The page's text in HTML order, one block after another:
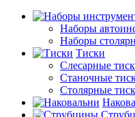
Наборы
Наборы
Тиски
Слесарные
Станочные
Столярные